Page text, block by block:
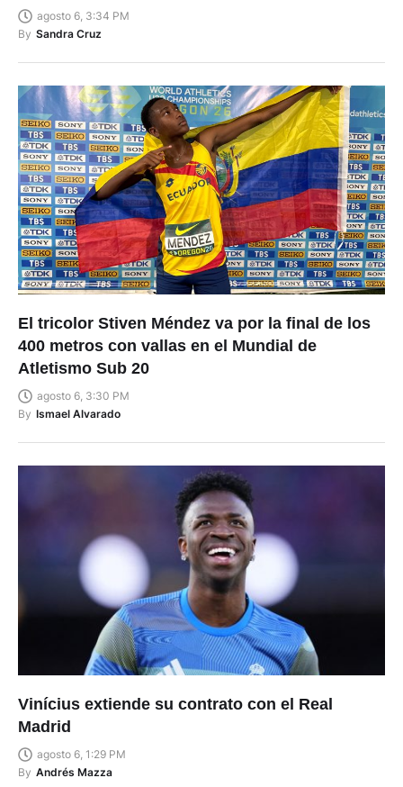
agosto 6, 3:34 PM
By Sandra Cruz
El tricolor Stiven Méndez va por la final de los
400 metros con vallas en el Mundial de
Atletismo Sub 20
agosto 6, 3:30 PM
By Ismael Alvarado
Vinícius extiende su contrato con el Real
Madrid
agosto 6, 1:29 PM
By Andrés Mazza